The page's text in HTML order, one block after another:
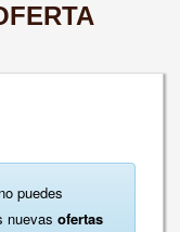
puedes
nuevas ofertas